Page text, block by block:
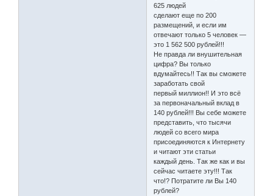
625 людей
сделают еще по 200
размещений, и если им
отвечают только 5 человек —
это 1 562 500 рублей!!!
Не правда ли внушительная
цифра? Вы только
вдумайтесь!! Так вы сможете
заработать свой
первый миллион!! И это всё
за первоначальный вклад в
140 рублей!!! Вы себе можете
представить, что тысячи
людей со всего мира
присоединяются к Интернету
и читают эти статьи
каждый день. Так же как и вы
сейчас читаете эту!!! Так
что!? Потратите ли Вы 140
рублей?